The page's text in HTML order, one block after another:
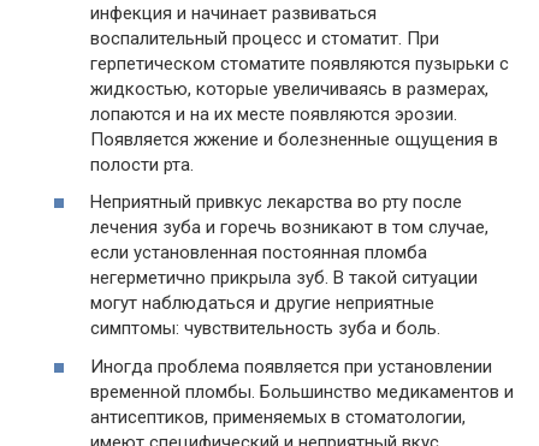
инфекция и начинает развиваться
воспалительный процесс и стоматит. При
герпетическом стоматите появляются пузырьки с
жидкостью, которые увеличиваясь в размерах,
лопаются и на их месте появляются эрозии.
Появляется жжение и болезненные ощущения в
полости рта.
Неприятный привкус лекарства во рту после
лечения зуба и горечь возникают в том случае,
если установленная постоянная пломба
негерметично прикрыла зуб. В такой ситуации
могут наблюдаться и другие неприятные
симптомы: чувствительность зуба и боль.
Иногда проблема появляется при установлении
временной пломбы. Большинство медикаментов и
антисептиков, применяемых в стоматологии,